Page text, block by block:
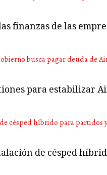
finanzas de las
para estabilizar
de césped